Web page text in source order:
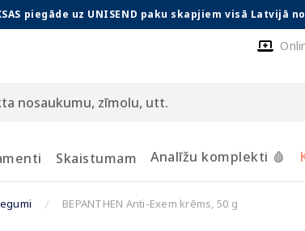
piegāde uz UNISEND paku skapjiem visā Latvijā no
Skaistumam Analīžu komplekti 🩸
BEPANTHEN Anti-Exem krēms, 50 g